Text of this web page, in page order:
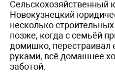
Сельскохозяйственный
Новокузнецкий
несколько
позже, когда с семьёй
домишко, перестраивал
руками, всё домашнее
заботой.